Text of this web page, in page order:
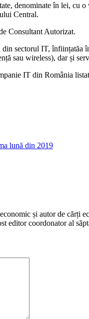
denominate în lei, cu
Central.
Consultant Autorizat.
din sectorul IT,
sau wireless), dar și
IT din România
lună din 2019
și autor de
editor coordonator al